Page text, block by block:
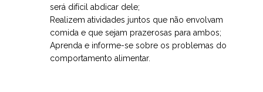
será difícil abdicar dele;
Realizem atividades juntos que não envolvam
comida e que sejam prazerosas para ambos;
Aprenda e informe-se sobre os problemas do
comportamento alimentar.